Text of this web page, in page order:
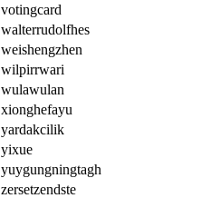
votingcard
walterrudolfhes
weishengzhen
wilpirrwari
wulawulan
xionghefayu
yardakcilik
yixue
yuygungningtagh
zersetzendste